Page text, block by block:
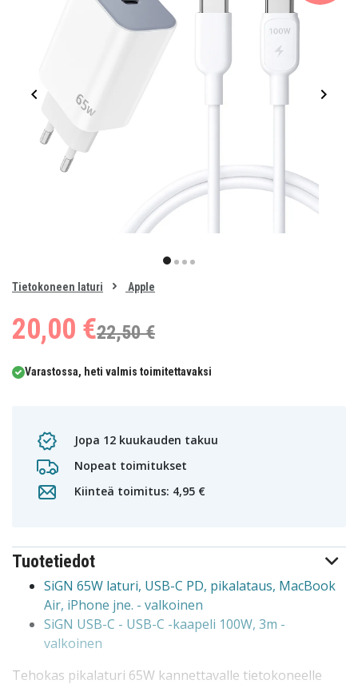
item
of
Tietokoneen laturi Apple
20,00 €22,50 €
Varastossa, heti valmis toimitettavaksi
Jopa 12 kuukauden takuu
Nopeat toimitukset
Kiinteä toimitus: 4,95 €
Tuotetiedot
SiGN 65W laturi, USB-C PD, pikalataus, MacBook
Air, iPhone jne. - valkoinen
SiGN USB-C - USB-C -kaapeli 100W, 3m -
valkoinen
Tehokas pikalaturi 65W kannettavalle tietokoneelle